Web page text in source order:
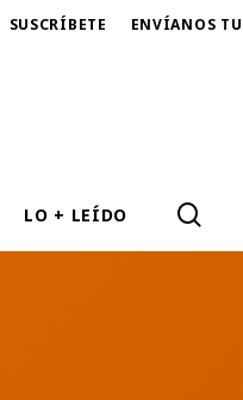
SUSCRÍBETE ENVÍANOS
LO + LEÍDO